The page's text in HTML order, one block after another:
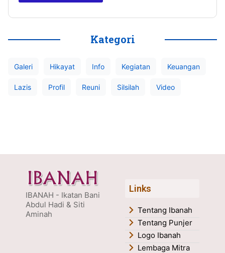
Kategori
Galeri Hikayat Info Kegiatan Keuangan
Lazis Profil Reuni Silsilah Video
IBANAH - Ikatan Bani
Abdul Hadi & Siti
Aminah
Links
Tentang Ibanah
Tentang Punjer
Logo Ibanah
Lembaga Mitra